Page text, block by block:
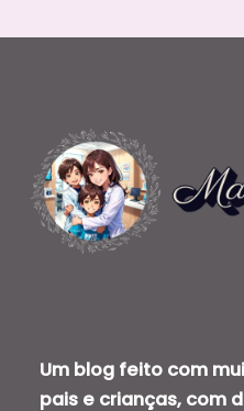
Um blog feito com
pais e crianças, com